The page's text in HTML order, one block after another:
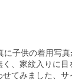
子供の着用写
、家紋入りに目
てみました、サ